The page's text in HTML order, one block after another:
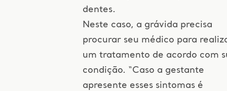
dentes.
Neste caso, a grávida precisa
procurar seu médico para
um tratamento de acordo com
condição. “Caso a gestante
apresente esses sintomas é